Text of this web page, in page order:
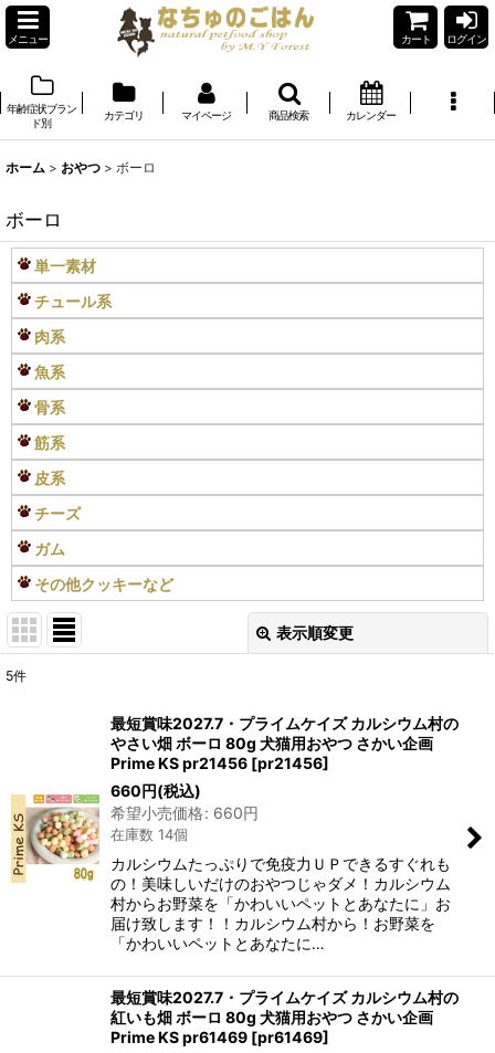
メニュー カート ログイン
年齢症状ブラン
ド別
カテゴリ マイページ 商品検索 カレンダー
ホーム > おやつ > ボーロ
ボーロ
単一素材
チュール系
肉系
魚系
骨系
筋系
皮系
チーズ
ガム
その他クッキーなど
表示順変更
並び順:
絞り込む
5件
最短賞味2027.7・プライムケイズ カルシウム村の
やさい畑 ボーロ 80g 犬猫用おやつ さかい企画
Prime KS pr21456 [pr21456]
660円(税込)
希望小売価格: 660円
在庫数 14個
カルシウムたっぷりで免疫力ＵＰできるすぐれも
の！美味しいだけのおやつじゃダメ！カルシウム
村からお野菜を「かわいいペットとあなたに」お
届け致します！！カルシウム村から！お野菜を
「かわいいペットとあなたに…
最短賞味2027.7・プライムケイズ カルシウム村の
紅いも畑 ボーロ 80g 犬猫用おやつ さかい企画
Prime KS pr61469 [pr61469]